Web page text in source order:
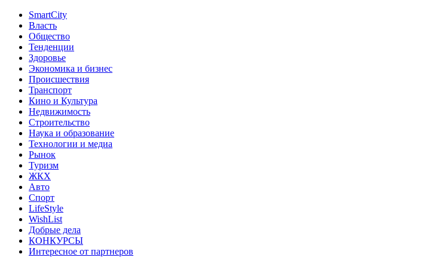
SmartCity
Власть
Общество
Тенденции
Здоровье
Экономика и бизнес
Происшествия
Транспорт
Кино и Культура
Недвижимость
Строительство
Наука и образование
Технологии и медиа
Рынок
Туризм
ЖКХ
Авто
Спорт
LifeStyle
WishList
Добрые дела
КОНКУРСЫ
Интересное от партнеров